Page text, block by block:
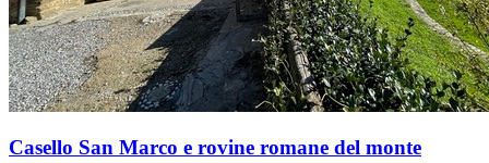
Casello San Marco e rovine romane del monte